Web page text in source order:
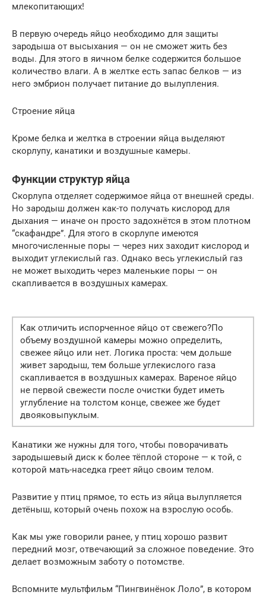
млекопитающих!
В первую очередь яйцо необходимо для защиты
зародыша от высыхания — он не сможет жить без
воды. Для этого в яичном белке содержится большое
количество влаги. А в желтке есть запас белков — из
него эмбрион получает питание до вылупления.
Строение яйца
Кроме белка и желтка в строении яйца выделяют
скорлупу, канатики и воздушные камеры.
Функции структур яйца
Скорлупа отделяет содержимое яйца от внешней среды.
Но зародыш должен как-то получать кислород для
дыхания — иначе он просто задохнётся в этом плотном
“скафандре”. Для этого в скорлупе имеются
многочисленные поры — через них заходит кислород и
выходит углекислый газ. Однако весь углекислый газ
не может выходить через маленькие поры — он
скапливается в воздушных камерах.
Как отличить испорченное яйцо от свежего?По
объему воздушной камеры можно определить,
свежее яйцо или нет. Логика проста: чем дольше
живет зародыш, тем больше углекислого газа
скапливается в воздушных камерах. Вареное яйцо
не первой свежести после очистки будет иметь
углубление на толстом конце, свежее же будет
двояковыпуклым.
Канатики же нужны для того, чтобы поворачивать
зародышевый диск к более тёплой стороне — к той, с
которой мать-наседка греет яйцо своим телом.
Развитие у птиц прямое, то есть из яйца вылупляется
детёныш, который очень похож на взрослую особь.
Как мы уже говорили ранее, у птиц хорошо развит
передний мозг, отвечающий за сложное поведение. Это
делает возможным заботу о потомстве.
Вспомните мультфильм “Пингвинёнок Лоло”, в котором